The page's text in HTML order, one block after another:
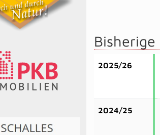
Bisherige
2025/26
2024/25